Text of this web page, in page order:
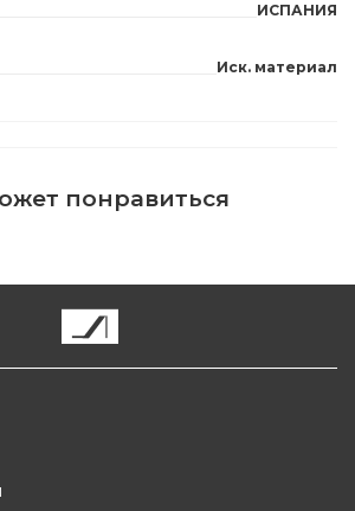
ИСПАНИЯ
Иск. материал
понравиться